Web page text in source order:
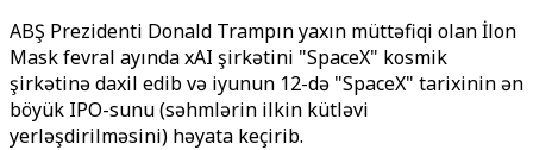
ABŞ Prezidenti Donald Trampın yaxın müttəfiqi olan İlon
Mask fevral ayında xAI şirkətini "SpaceX" kosmik
şirkətinə daxil edib və iyunun 12-də "SpaceX" tarixinin ən
böyük IPO-sunu (səhmlərin ilkin kütləvi
yerləşdirilməsini) həyata keçirib.